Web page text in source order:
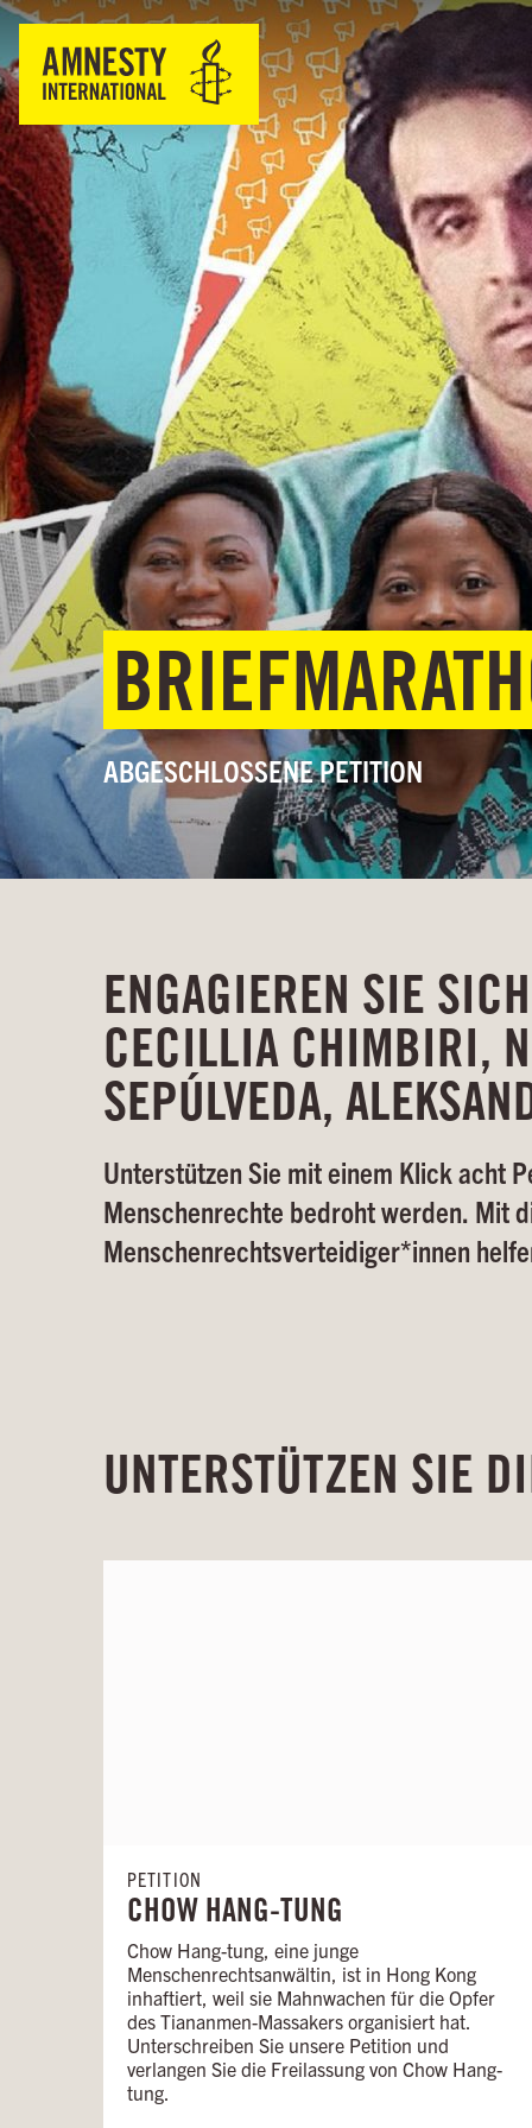
ABGESCHLOSSENE PETITION
ENGAGIEREN SIE
CECILLIA CHIMBIRI,
SEPÚLVEDA,
Unterstützen Sie mit einem Klick acht
Menschenrechte bedroht werden. Mit
Menschenrechtsverteidiger*innen
UNTERSTÜTZEN SIE
CHOW HANG-TUNG
PETITION
Chow Hang-tung, eine junge
Menschenrechtsanwältin, ist in Hong Kong
inhaftiert, weil sie Mahnwachen für die Opfer
des Tiananmen-Massakers organisiert hat.
Unterschreiben Sie unsere Petition und
verlangen Sie die Freilassung von Chow Hang-
tung.